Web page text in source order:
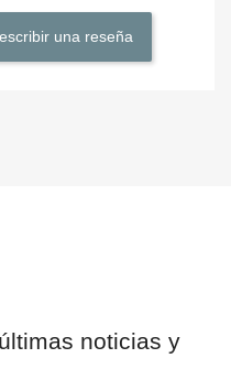
una reseña
noticias y